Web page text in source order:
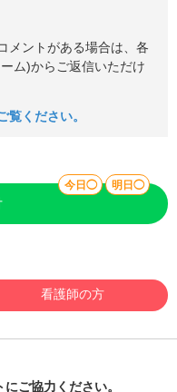
メントがある場合は、各
ム)からご返信いただけ
ください。
今日◯ 明日◯
看護師の方
ご協力ください。